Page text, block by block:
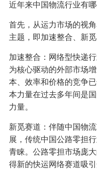
近年来中国物流行业有
首先，从运力市场的视
主题，即加速整合、新
加速整合：网络型快递
为核心驱动的外部市场
本、效率和价格的竞争
本力量在过去多年间是
力量。
新觅赛道：伴随中国物
展，传统中国公路零担
青睐。公路零担市场庞
得新的快运网络赛道吸